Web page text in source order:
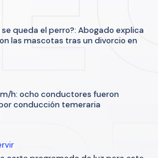
se queda el perro?: Abogado explica
las mascotas tras un divorcio en
h: ocho conductores fueron
conducción temeraria